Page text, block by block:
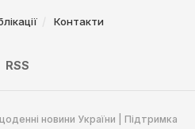
Контакти
RSS
новини України | Підтримка